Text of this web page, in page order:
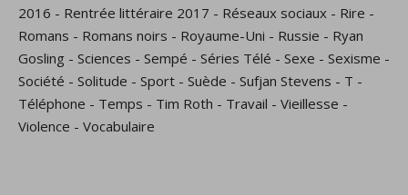
2016 - Rentrée littéraire 2017 - Réseaux sociaux - Rire -
Romans - Romans noirs - Royaume-Uni - Russie - Ryan
Gosling - Sciences - Sempé - Séries Télé - Sexe - Sexisme -
Société - Solitude - Sport - Suède - Sufjan Stevens - T -
Téléphone - Temps - Tim Roth - Travail - Vieillesse -
Violence - Vocabulaire